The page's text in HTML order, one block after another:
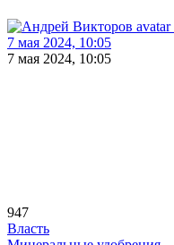
7 мая 2024, 10:05
7 мая 2024, 10:05
947
Власть